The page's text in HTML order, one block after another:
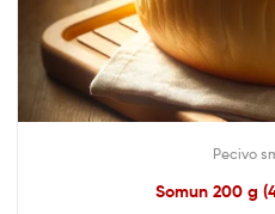
Pecivo
Somun 200 g